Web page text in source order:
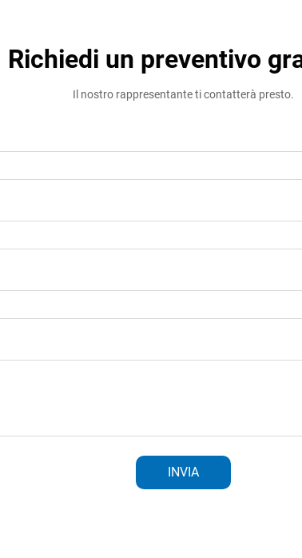
Richiedi un preventivo
Il nostro rappresentante ti contatterà presto.
INVIA